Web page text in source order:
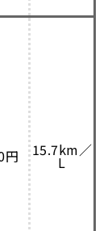
円 15.7km／
L